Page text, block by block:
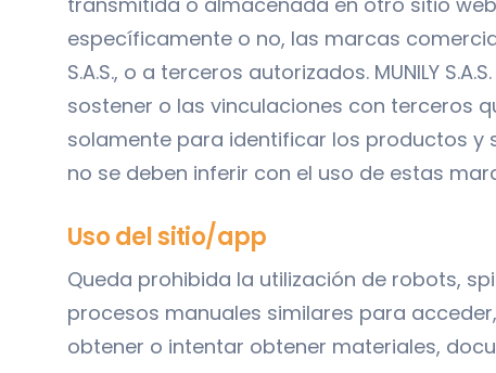
específicamente o no, las marcas
S.A.S., o a terceros autorizados. MUNILY
sostener o las vinculaciones con terceros
solamente para identificar los productos y
no se deben inferir con el uso de estas
Uso del sitio/app
Queda prohibida la utilización de robots,
procesos manuales similares para
obtener o intentar obtener materiales,